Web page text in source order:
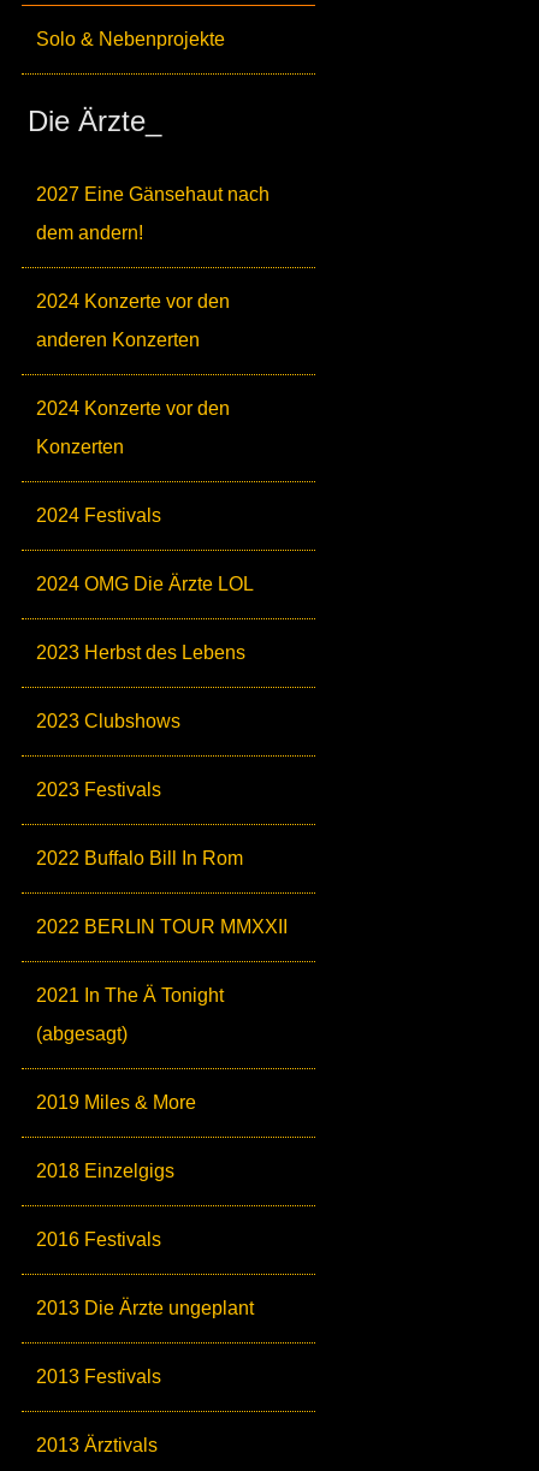
Solo & Nebenprojekte
Die Ärzte_
2027 Eine Gänsehaut nach
dem andern!
2024 Konzerte vor den
anderen Konzerten
2024 Konzerte vor den
Konzerten
2024 Festivals
2024 OMG Die Ärzte LOL
2023 Herbst des Lebens
2023 Clubshows
2023 Festivals
2022 Buffalo Bill In Rom
2022 BERLIN TOUR MMXXII
2021 In The Ä Tonight
(abgesagt)
2019 Miles & More
2018 Einzelgigs
2016 Festivals
2013 Die Ärzte ungeplant
2013 Festivals
2013 Ärztivals